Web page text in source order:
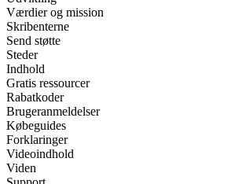
Værdier og mission
Skribenterne
Send støtte
Steder
Indhold
Gratis ressourcer
Rabatkoder
Brugeranmeldelser
Købeguides
Forklaringer
Videoindhold
Viden